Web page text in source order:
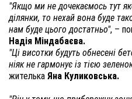
"Якщо ми не дочекаємось тут
ділянки, то нехай вона буде
нам буде цього достатньо", –
Надія Міндабаєва.
"Ці висотки будуть обнесені
ніяк не гармонує із тією
жителька Яна Куликовська.